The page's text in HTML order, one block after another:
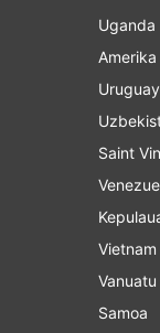
Uganda
Uruguay
Saint
Vietnam
Vanuatu
Samoa